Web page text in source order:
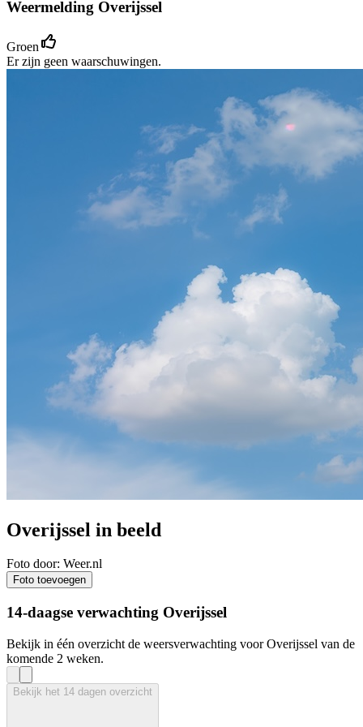
Weermelding Overijssel
Groen
Er zijn geen waarschuwingen.
Overijssel in beeld
Foto door: Weer.nl
Foto toevoegen
14-daagse verwachting Overijssel
Bekijk in één overzicht de weersverwachting voor Overijssel van de
komende 2 weken.
Bekijk het 14 dagen overzicht